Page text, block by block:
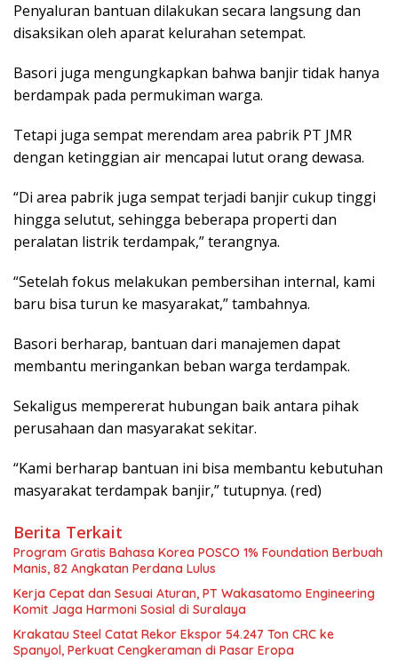
Penyaluran bantuan dilakukan secara langsung dan
disaksikan oleh aparat kelurahan setempat.
Basori juga mengungkapkan bahwa banjir tidak hanya
berdampak pada permukiman warga.
Tetapi juga sempat merendam area pabrik PT JMR
dengan ketinggian air mencapai lutut orang dewasa.
“Di area pabrik juga sempat terjadi banjir cukup tinggi
hingga selutut, sehingga beberapa properti dan
peralatan listrik terdampak,” terangnya.
“Setelah fokus melakukan pembersihan internal, kami
baru bisa turun ke masyarakat,” tambahnya.
Basori berharap, bantuan dari manajemen dapat
membantu meringankan beban warga terdampak.
Sekaligus mempererat hubungan baik antara pihak
perusahaan dan masyarakat sekitar.
“Kami berharap bantuan ini bisa membantu kebutuhan
masyarakat terdampak banjir,” tutupnya. (red)
Berita Terkait
Program Gratis Bahasa Korea POSCO 1% Foundation Berbuah
Manis, 82 Angkatan Perdana Lulus
Kerja Cepat dan Sesuai Aturan, PT Wakasatomo Engineering
Komit Jaga Harmoni Sosial di Suralaya
Krakatau Steel Catat Rekor Ekspor 54.247 Ton CRC ke
Spanyol, Perkuat Cengkeraman di Pasar Eropa